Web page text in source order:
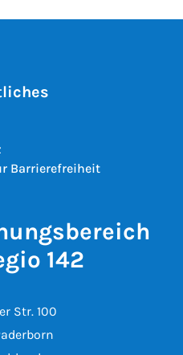
142
Str. 100
Barrierefreiheit